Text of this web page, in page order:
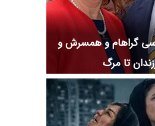
گراهام و همسرش و
تا مرگ